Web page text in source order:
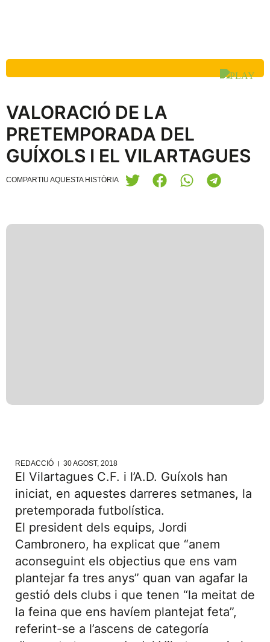
VALORACIÓ DE LA
PRETEMPORADA DEL
GUÍXOLS I EL VILARTAGUES
COMPARTIU AQUESTA HISTÒRIA
REDACCIÓ 30 AGOST, 2018
El Vilartagues C.F. i l’A.D. Guíxols han
iniciat, en aquestes darreres setmanes, la
pretemporada futbolística.
El president dels equips, Jordi
Cambronero, ha explicat que “anem
aconseguint els objectius que ens vam
plantejar fa tres anys” quan van agafar la
gestió dels clubs i que tenen “la meitat de
la feina que ens havíem plantejat feta”,
referint-se a l’ascens de categoría